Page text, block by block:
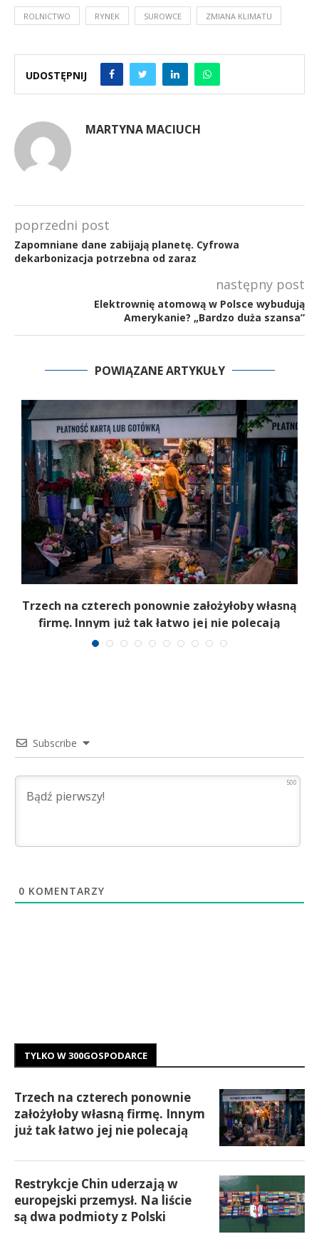
ROLNICTWO RYNEK SUROWCE ZMIANA KLIMATU
UDOSTĘPNIJ
MARTYNA MACIUCH
poprzedni post
Zapomniane dane zabijają planetę. Cyfrowa
dekarbonizacja potrzebna od zaraz
następny post
Elektrownię atomową w Polsce wybudują
Amerykanie? „Bardzo duża szansa”
POWIĄZANE ARTYKUŁY
Trzech na czterech ponownie założyłoby własną
firmę. Innym już tak łatwo jej nie polecają
Subscribe
500
0 KOMENTARZY
TYLKO W 300GOSPODARCE
Trzech na czterech ponownie
założyłoby własną firmę. Innym
już tak łatwo jej nie polecają
Restrykcje Chin uderzają w
europejski przemysł. Na liście
są dwa podmioty z Polski